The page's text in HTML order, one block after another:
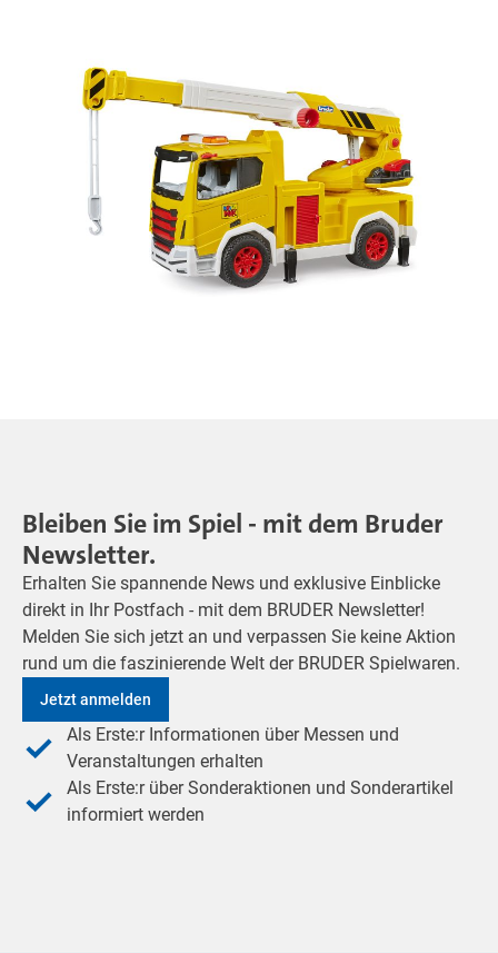
Bleiben Sie im Spiel - mit dem Bruder
Newsletter.
Erhalten Sie spannende News und exklusive Einblicke
direkt in Ihr Postfach - mit dem BRUDER Newsletter!
Melden Sie sich jetzt an und verpassen Sie keine Aktion
rund um die faszinierende Welt der BRUDER Spielwaren.
Jetzt anmelden
Als Erste:r Informationen über Messen und
Veranstaltungen erhalten
Als Erste:r über Sonderaktionen und Sonderartikel
informiert werden